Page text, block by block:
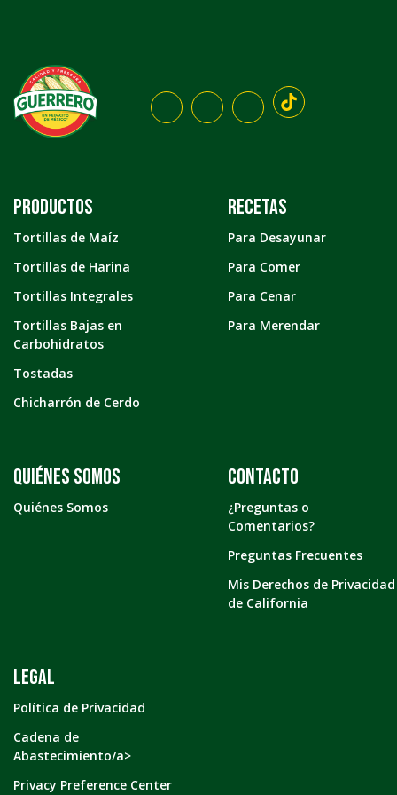
Productos
Tortillas de Maíz
Tortillas de Harina
Tortillas Integrales
Tortillas Bajas en
Carbohidratos
Tostadas
Chicharrón de Cerdo
Recetas
Para Desayunar
Para Comer
Para Cenar
Para Merendar
Quiénes somos
Quiénes Somos
Contacto
¿Preguntas o
Comentarios?
Preguntas Frecuentes
Mis Derechos de Privacidad
de California
LEGAL
Política de Privacidad
Cadena de
Abastecimiento/a>
Privacy Preference Center